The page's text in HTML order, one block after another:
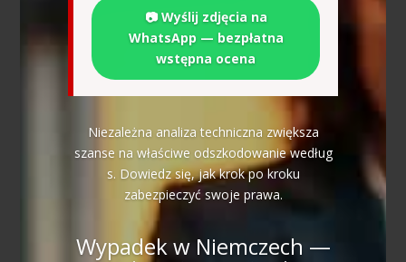
📷 Wyślij zdjęcia na
WhatsApp — bezpłatna
wstępna ocena
Niezależna analiza techniczna zwiększa
szanse na właściwe odszkodowanie według
s. Dowiedz się, jak krok po kroku
zabezpieczyć swoje prawa.
Wypadek w Niemczech —